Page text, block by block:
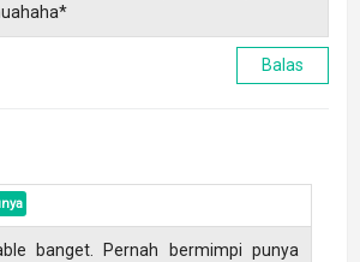
Balas
banget. Pernah bermimpi punya